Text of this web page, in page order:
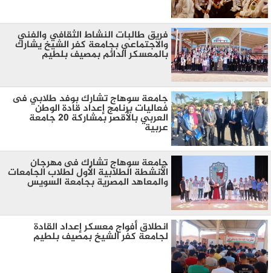
فريق طالبات النشاط الثقافي والفني
والاجتماعي بجامعة كفر الشيخ يشارك
بالمعسكر الدائم بمصيف بلطيم
جامعة سوهاج تشارك بوفد طلابي فى
فعاليات برنامج إعداد قادة الوطن
العربي بالأقصر بمشاركة ٢٠ جامعة
عربية
جامعة سوهاج تشارك فى مهرجان
الأنشطة الطلابية الأول لطلاب الجامعات
والمعاهد المصرية بجامعة السويس
انطلاق أفواج معسكر إعداد القادة
لجامعة كفر الشيخ بمصيف بلطيم